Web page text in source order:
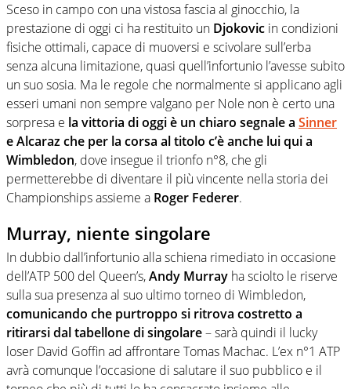
Sceso in campo con una vistosa fascia al ginocchio, la
prestazione di oggi ci ha restituito un Djokovic in condizioni
fisiche ottimali, capace di muoversi e scivolare sull’erba
senza alcuna limitazione, quasi quell’infortunio l’avesse subito
un suo sosia. Ma le regole che normalmente si applicano agli
esseri umani non sempre valgano per Nole non è certo una
sorpresa e la vittoria di oggi è un chiaro segnale a Sinner
e Alcaraz che per la corsa al titolo c’è anche lui qui a
Wimbledon, dove insegue il trionfo n°8, che gli
permetterebbe di diventare il più vincente nella storia dei
Championships assieme a Roger Federer.
Murray, niente singolare
In dubbio dall’infortunio alla schiena rimediato in occasione
dell’ATP 500 del Queen’s,Andy Murray ha sciolto le riserve
sulla sua presenza al suo ultimo torneo di Wimbledon,
comunicando che purtroppo si ritrova costretto a
ritirarsi dal tabellone di singolare– sarà quindi il lucky
loser David Goffin ad affrontare Tomas Machac. L’ex n°1 ATP
avrà comunque l’occasione di salutare il suo pubblico e il